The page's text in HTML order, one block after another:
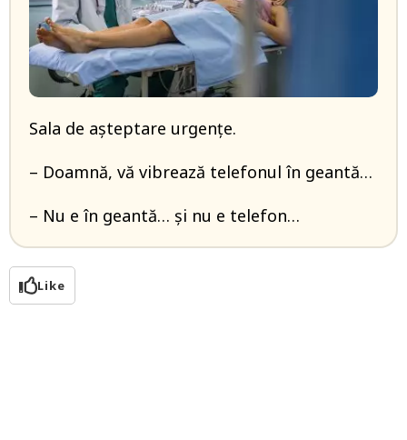
Sala de așteptare urgențe.
– Doamnă, vă vibrează telefonul în geantă…
– Nu e în geantă… și nu e telefon…
Like